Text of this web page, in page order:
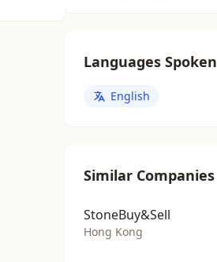
Languages Spoken
English
Similar Companies
StoneBuy&Sell
Hong Kong